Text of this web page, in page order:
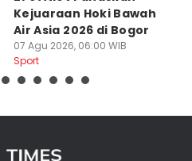
Kejuaraan Hoki Bawah
Air Asia 2026 di Bogor
07 Agu 2026, 06:00 WIB
Sport